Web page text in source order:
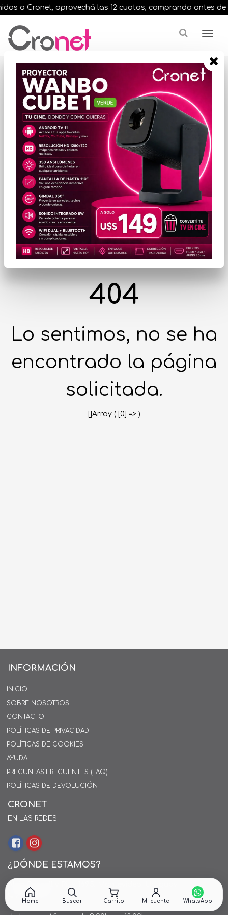
a Cronet, aprovechá las 12 cuotas, comprando antes de
404
Lo sentimos, no se ha
encontrado la página
solicitada.
[]Array ( [0] => )
INFORMACIÓN
INICIO
SOBRE NOSOTROS
CONTACTO
POLÍTICAS DE PRIVACIDAD
POLÍTICAS DE COOKIES
AYUDA
PREGUNTAS FRECUENTES (FAQ)
POLÍTICAS DE DEVOLUCIÓN
CRONET
EN LAS REDES
¿DÓNDE ESTAMOS?
Alejo Rossell y Rius 1695, Montevideo, Uruguay
26 242424*
Home Buscar Carrito Mi cuenta